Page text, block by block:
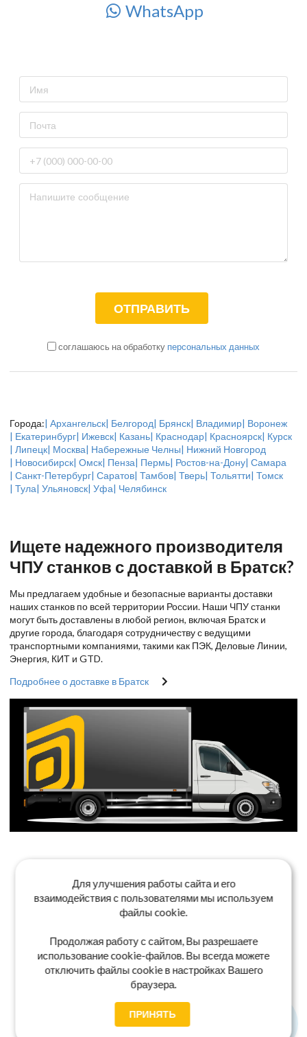
WhatsApp
соглашаюсь на обработку персональных данных
Города:| Архангельск| Белгород| Брянск| Владимир| Воронеж
| Екатеринбург| Ижевск| Казань| Краснодар| Красноярск| Курск
| Липецк| Москва| Набережные Челны| Нижний Новгород
| Новосибирск| Омск| Пенза| Пермь| Ростов-на-Дону| Самара
| Санкт-Петербург| Саратов| Тамбов| Тверь| Тольятти| Томск
| Тула| Ульяновск| Уфа| Челябинск
Ищете надежного производителя
ЧПУ станков с доставкой в Братск?
Мы предлагаем удобные и безопасные варианты доставки
наших станков по всей территории России. Наши ЧПУ станки
могут быть доставлены в любой регион, включая Братск и
другие города, благодаря сотрудничеству с ведущими
транспортными компаниями, такими как ПЭК, Деловые Линии,
Энергия, КИТ и GTD.
Подробнее о доставке в Братск
Для улучшения работы сайта и его
взаимодействия с пользователями мы используем
файлы cookie.
Продолжая работу с сайтом, Вы разрешаете
использование cookie-файлов. Вы всегда можете
отключить файлы cookie в настройках Вашего
браузера.
ПРИНЯТЬ